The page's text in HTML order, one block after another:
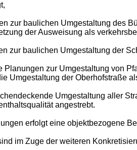
zur baulichen Umgestaltung des
der Ausweisung als
zur baulichen Umgestaltung der
Planungen zur Umgestaltung von
Umgestaltung der Oberhofstraße
Umgestaltung aller
angestrebt.
erfolgt eine objektbezogene
im Zuge der weiteren